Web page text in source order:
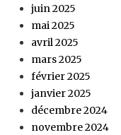
juin 2025
mai 2025
avril 2025
mars 2025
février 2025
janvier 2025
décembre 2024
novembre 2024